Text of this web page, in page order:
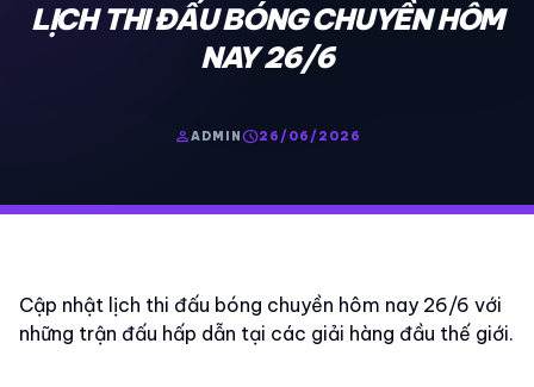
LỊCH THI ĐẤU BÓNG CHUYỀN HÔM
NAY 26/6
personADMINschedule26/06/2026
Cập nhật lịch thi đấu bóng chuyền hôm nay 26/6 với
những trận đấu hấp dẫn tại các giải hàng đầu thế giới.